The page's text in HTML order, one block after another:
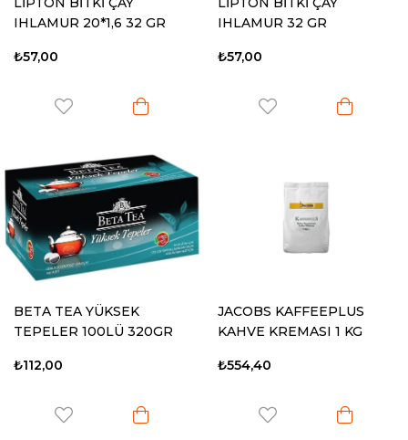
IHLAMUR 20*1,6 32 GR
₺57,00
IHLAMUR 32 GR
₺57,00
BETA TEA YÜKSEK
TEPELER 100LÜ 320GR
₺112,00
JACOBS KAFFEEPLUS
KAHVE KREMASI 1 KG
₺554,40